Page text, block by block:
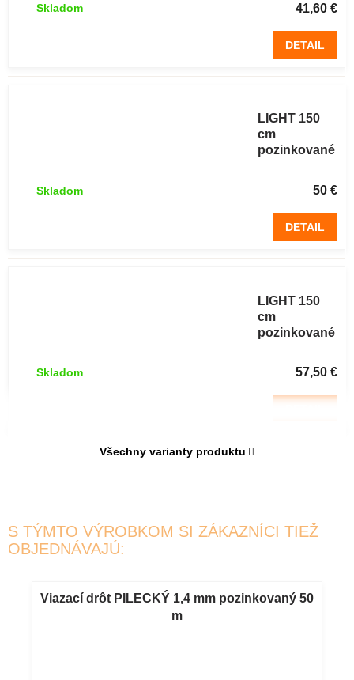
41,60 €
Skladom
DETAIL
LIGHT 150
cm
pozinkované
drôtov 50 m
50 €
Skladom
DETAIL
LIGHT 150
cm
pozinkované
drôtov 50 m
57,50 €
Skladom
Všechny varianty produktu
S TÝMTO VÝROBKOM SI ZÁKAZNÍCI TIEŽ
OBJEDNÁVAJÚ:
Viazací drôt PILECKÝ 1,4 mm pozinkovaný 50
m